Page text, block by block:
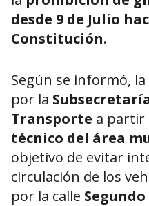
desde 9 de Julio
Constitución.
Según se informó,
por la
Transporte a partir
técnico del área
objetivo de evitar
circulación de los
por la calle